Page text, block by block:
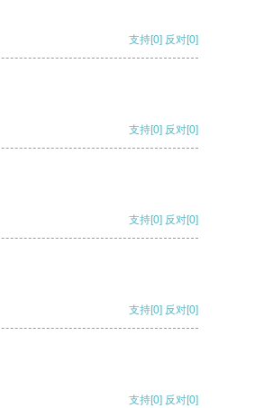
支持[0] 反对[0]
支持[0] 反对[0]
支持[0] 反对[0]
支持[0] 反对[0]
支持[0] 反对[0]